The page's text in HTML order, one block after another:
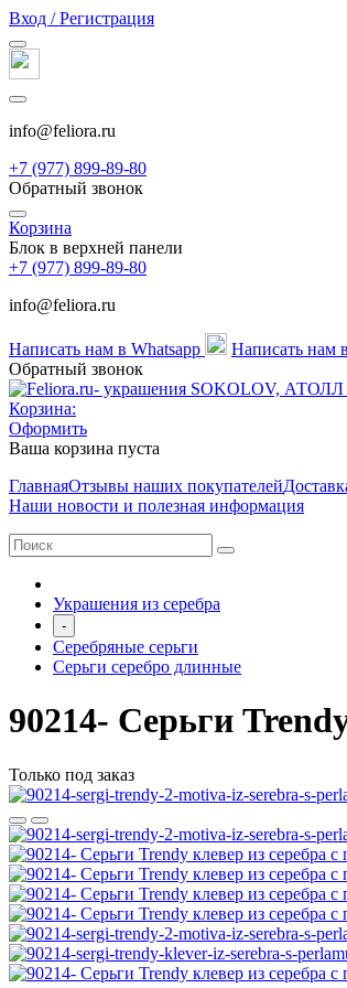
Вход / Регистрация
info@feliora.ru
+7 (977) 899-89-80
Обратный звонок
Корзина
Блок в верхней панели
+7 (977) 899-89-80
info@feliora.ru
Написать нам в Whatsapp
Написать нам
Обратный звонок
Корзина:
Оформить
Ваша корзина пуста
ГлавнаяОтзывы наших покупателей
Наши новости и полезная информация
Украшения из серебра
-
Серебряные серьги
Серьги серебро длинные
90214- Серьги
Только под заказ